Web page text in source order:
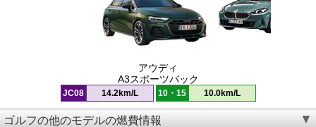
アウディ
A3スポーツバック
JC08 14.2km/L 10・15 10.0km/L
ゴルフの他のモデルの燃費情報